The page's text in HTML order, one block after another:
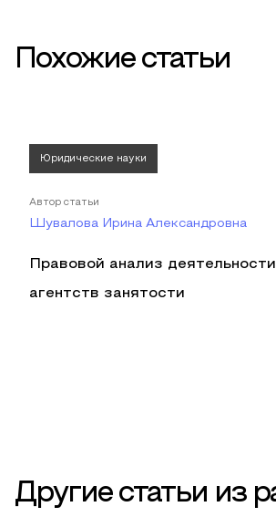
Похожие статьи
Юридические науки
Автор статьи
Шувалова Ирина Александровна
Правовой анализ
агентств занятости
Другие статьи из